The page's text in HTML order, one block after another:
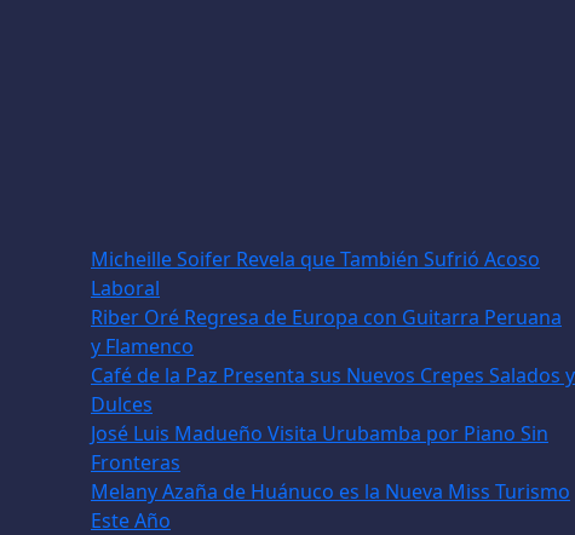
Micheille Soifer Revela que También Sufrió Acoso
Laboral
Riber Oré Regresa de Europa con Guitarra Peruana
y Flamenco
Café de la Paz Presenta sus Nuevos Crepes Salados y
Dulces
José Luis Madueño Visita Urubamba por Piano Sin
Fronteras
Melany Azaña de Huánuco es la Nueva Miss Turismo
Este Año